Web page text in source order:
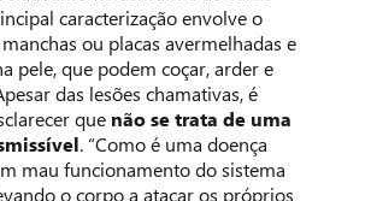
caracterização envolve o
ou placas avermelhadas e
pele, que podem coçar, arder e
das lesões chamativas, é
que não se trata de uma
. “Como é uma doença
mau funcionamento do sistema
o corpo a atacar os próprios